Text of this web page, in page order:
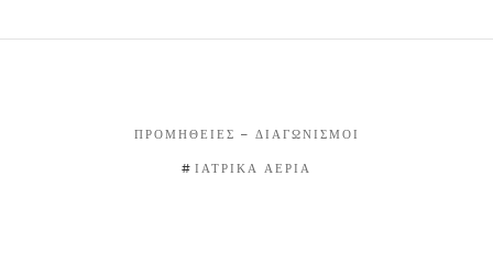
ΠΡΟΜΉΘΕΙΕΣ – ΔΙΑΓΩΝΙΣΜΟΊ
ΙΑΤΡΙΚΆ ΑΈΡΙΑ